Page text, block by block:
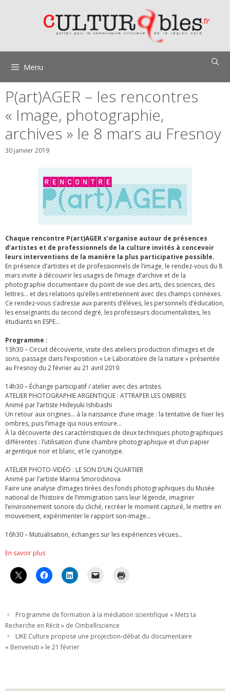
Menu
P(art)AGER – les rencontres
« Image, photographie,
archives » le 8 mars au Fresnoy
30 janvier 2019
Chaque rencontre P(art)AGER s’organise autour de présences
d’artistes et de professionnels de la culture invités à concevoir
leurs interventions de la manière la plus participative possible.
En présence d’artistes et de professionnels de l’image, le rendez-vous du 8
mars invite à découvrir les usages de l’image d’archive et de la
photographie documentaire du point de vue des arts, des sciences, des
lettres… et des relations qu’elles entretiennent avec des champs connexes.
Ce rendez-vous s’adresse aux parents d’élèves, les personnels d’éducation,
les enseignants du second degré, les professeurs documentalistes, les
étudiants en ESPE…
Programme :
13h30 – Circuit découverte, visite des ateliers production d’images et de
sons, passage dans l’exposition « Le Laboratoire de la nature » présentée
au Fresnoy du 2 février au 21 avril 2019.
14h30 – Échange participatif / atelier avec des artistes.
ATELIER PHOTOGRAPHIE ARGENTIQUE : ATTRAPER LES OMBRES
Animé par l’artiste Hideyuki Ishibashi
Un retour aux origines… à la naissance d’une image : la tentative de fixer les
ombres, puis l’image qui nous entoure…
À la découverte des caractéristiques de deux techniques photographiques
différentes : l’utilisation d’une chambre photographique et d’un papier
argentique noir et blanc, et le cyanotype.
ATELIER PHOTO-VIDÉO : LE SON D’UN QUARTIER
Animé par l’artiste Marina Smorodinova
Faire une analyse d’images tirées des fonds photographiques du Musée
national de l’histoire de l’immigration sans leur légende, imaginer
l’environnement sonore du cliché, recréer le moment capturé, le mettre en
mouvement, expérimenter le rapport son-image…
16h30 – Mutualisation, échanges sur les expériences vécues…
En savoir plus
Programme de formation à la médiation scientifique « Mets ta
Recherche en Récit » de Ombelliscience
LIKE Culture propose une projection-débat du documentaire
« Benvenuti » le 21 février